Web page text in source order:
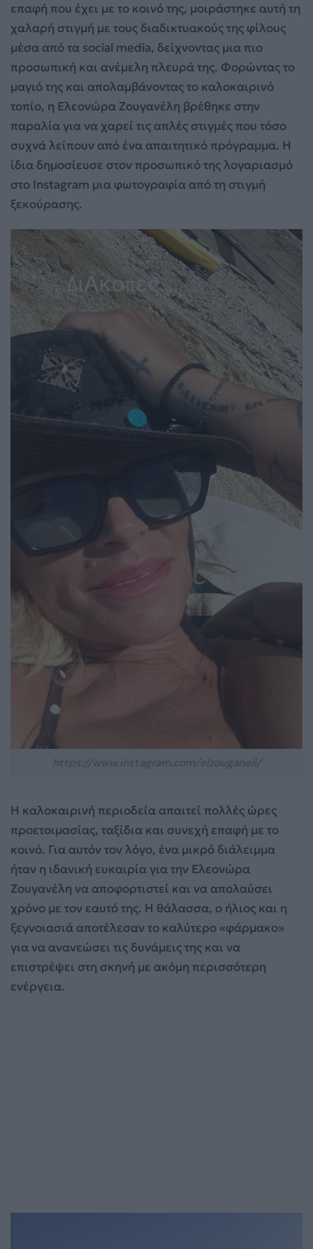
επαφή που έχει με το κοινό της, μοιράστηκε αυτή τη
χαλαρή στιγμή με τους διαδικτυακούς της φίλους
μέσα από τα social media, δείχνοντας μια πιο
προσωπική και ανέμελη πλευρά της. Φορώντας το
μαγιό της και απολαμβάνοντας το καλοκαιρινό
τοπίο, η Ελεονώρα Ζουγανέλη βρέθηκε στην
παραλία για να χαρεί τις απλές στιγμές που τόσο
συχνά λείπουν από ένα απαιτητικό πρόγραμμα. Η
ίδια δημοσίευσε στον προσωπικό της λογαριασμό
στο Instagram μια φωτογραφία από τη στιγμή
ξεκούρασης.
Η καλοκαιρινή περιοδεία απαιτεί πολλές ώρες
προετοιμασίας, ταξίδια και συνεχή επαφή με το
κοινό. Για αυτόν τον λόγο, ένα μικρό διάλειμμα
ήταν η ιδανική ευκαιρία για την Ελεονώρα
Ζουγανέλη να αποφορτιστεί και να απολαύσει
χρόνο με τον εαυτό της. Η θάλασσα, ο ήλιος και η
ξεγνοιασιά αποτέλεσαν το καλύτερο «φάρμακο»
για να ανανεώσει τις δυνάμεις της και να
επιστρέψει στη σκηνή με ακόμη περισσότερη
ενέργεια.